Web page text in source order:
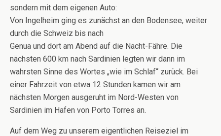
sondern mit dem eigenen Auto:
Von Ingelheim ging es zunächst an den Bodensee, weiter
durch die Schweiz bis nach
Genua und dort am Abend auf die Nacht-Fähre. Die
nächsten 600 km nach Sardinien legten wir dann im
wahrsten Sinne des Wortes „wie im Schlaf“ zurück. Bei
einer Fahrzeit von etwa 12 Stunden kamen wir am
nächsten Morgen ausgeruht im Nord-Westen von
Sardinien im Hafen von Porto Torres an.
Auf dem Weg zu unserem eigentlichen Reiseziel im